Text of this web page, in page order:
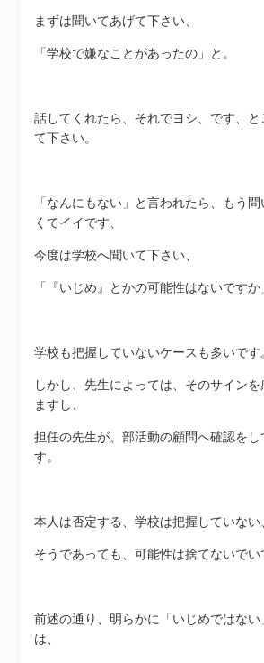
まずは聞いてあげて下さい、
「学校で嫌なことがあったの」と。
話してくれたら、それでヨシ、です、
て下さい。
「なんにもない」と言われたら、もう
くてイイです、
今度は学校へ聞いて下さい、
「『いじめ』とかの可能性はないですか
学校も把握していないケースも多いです
しかし、先生によっては、そのサイン
ますし、
担任の先生が、部活動の顧問へ確認をし
す。
本人は否定する、学校は把握していない
そうであっても、可能性は捨てないでい
前述の通り、明らかに「いじめではな
は、